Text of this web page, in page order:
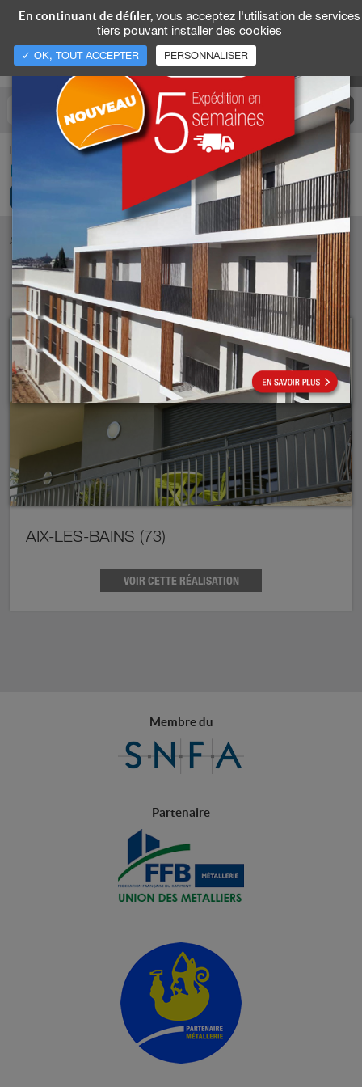
Pour nous appeler
04 74 93 25 35
ACCUEIL
NOS RÉALISATIONS
AIX-LES-BAINS (73)
VOIR CETTE RÉALISATION
Membre du
Partenaire
En continuant de défiler,vous acceptez l'utilisation de services
tiers pouvant installer des cookies
✓ OK, TOUT ACCEPTER PERSONNALISER